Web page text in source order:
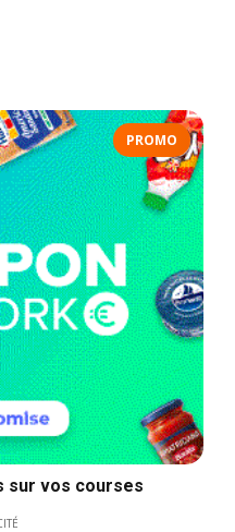
PROMO
sur vos courses